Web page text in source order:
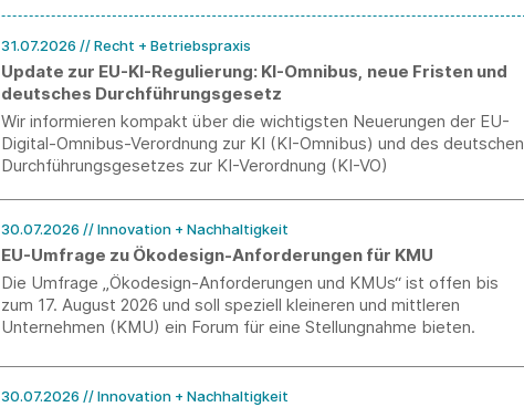
31.07.2026 // Recht + Betriebspraxis
Update zur EU-KI-Regulierung: KI-Omnibus, neue Fristen und
deutsches Durchführungsgesetz
Wir informieren kompakt über die wichtigsten Neuerungen der EU-
Digital-Omnibus-Verordnung zur KI (KI-Omnibus) und des deutschen
Durchführungsgesetzes zur KI-Verordnung (KI-VO)
30.07.2026 // Innovation + Nachhaltigkeit
EU-Umfrage zu Ökodesign-Anforderungen für KMU
Die Umfrage „Ökodesign-Anforderungen und KMUs“ ist offen bis
zum 17. August 2026 und soll speziell kleineren und mittleren
Unternehmen (KMU) ein Forum für eine Stellungnahme bieten.
30.07.2026 // Innovation + Nachhaltigkeit